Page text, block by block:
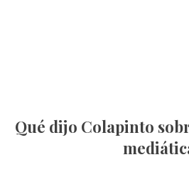
Qué dijo Colapinto sobre su exposición